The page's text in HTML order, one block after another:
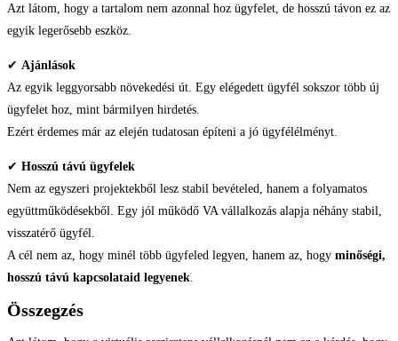
Azt látom, hogy a tartalom nem azonnal hoz ügyfelet, de hosszú távon ez az
egyik legerősebb eszköz.
✔ Ajánlások
Az egyik leggyorsabb növekedési út. Egy elégedett ügyfél sokszor több új
ügyfelet hoz, mint bármilyen hirdetés.
Ezért érdemes már az elején tudatosan építeni a jó ügyfélélményt.
✔ Hosszú távú ügyfelek
Nem az egyszeri projektekből lesz stabil bevételed, hanem a folyamatos
együttműködésekből. Egy jól működő VA vállalkozás alapja néhány stabil,
visszatérő ügyfél.
A cél nem az, hogy minél több ügyfeled legyen, hanem az, hogy minőségi,
hosszú távú kapcsolataid legyenek
Összegzés